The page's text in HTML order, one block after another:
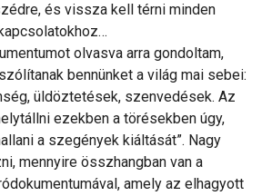
és vissza kell térni minden
olvasva arra gondoltam,
bennünket a világ mai sebei:
üldöztetések, szenvedések. Az
ezekben a törésekben úgy,
a szegények kiáltását”. Nagy
mennyire összhangban van a
amely az elhagyott